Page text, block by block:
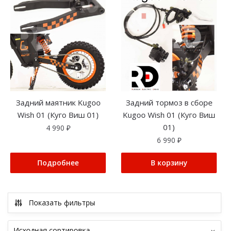
Задний маятник Kugoo
Wish 01 (Куго Виш 01)
4 990 ₽
Подробнее
Задний тормоз в сборе
Kugoo Wish 01 (Куго Виш
01)
6 990 ₽
В корзину
Показать фильтры